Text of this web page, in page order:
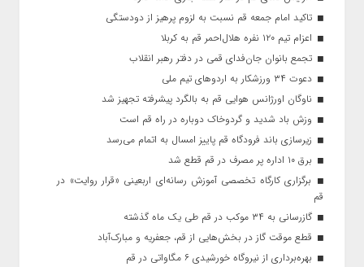
تاکید امام جمعه قم نسبت به لزوم پرهیز از دودستگی
اعزام تیم ۱۲۰ نفره هلال‌احمر قم به کربلا
تجمع بانوان جان‌فدای قمی در دفتر رهبر انقلاب
دعوت ۳۴ ورزشکار به اردوهای تیم ملی
ناوگان اورژانس هوایی قم به بالگرد پیشرفته تجهیز شد
وزش باد شدید و گردوخاک دوباره در راه قم است
زیرسازی باند فرودگاه قم پاییز امسال به اتمام می‌رسد
برق ۱۰ اداره پر مصرف در قم قطع شد
برگزاری کارگاه تخصصی آموزش رسانه‌ای اربعینی «قرار روایت» در
قم
گازرسانی به ۳۴ موکب در قم طی یک ماه گذشته
قطع موقت گاز در بخش‌هایی از قم، جعفریه و مبارک‌آباد
بهره‌برداری از نیروگاه خورشیدی ۶ مگاواتی در قم